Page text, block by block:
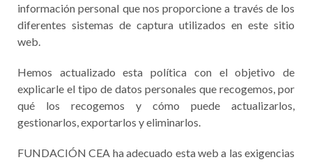
información personal que nos proporcione a través de los
diferentes sistemas de captura utilizados en este sitio
web.
Hemos actualizado esta política con el objetivo de
explicarle el tipo de datos personales que recogemos, por
qué los recogemos y cómo puede actualizarlos,
gestionarlos, exportarlos y eliminarlos.
FUNDACIÓN CEA ha adecuado esta web a las exigencias